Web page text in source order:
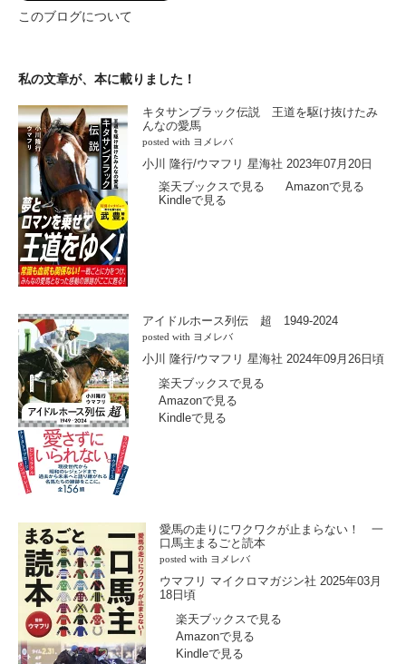
このブログについて
私の文章が、本に載りました！
キタサンブラック伝説 王道を駆け抜けたみ
んなの愛馬
posted with ヨメレバ
小川 隆行/ウマフリ 星海社 2023年07月20日
楽天ブックスで見る
Amazonで見る
Kindleで見る
アイドルホース列伝 超 1949-2024
posted with ヨメレバ
小川 隆行/ウマフリ 星海社 2024年09月26日頃
楽天ブックスで見る
Amazonで見る
Kindleで見る
愛馬の走りにワクワクが止まらない！ 一
口馬主まるごと読本
posted with ヨメレバ
ウマフリ マイクロマガジン社 2025年03月
18日頃
楽天ブックスで見る
Amazonで見る
Kindleで見る